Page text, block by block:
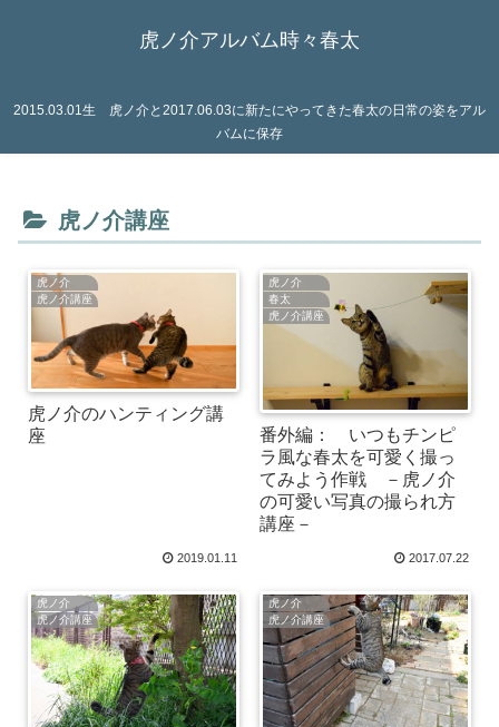
虎ノ介アルバム時々春太
2015.03.01生 虎ノ介と2017.06.03に新たにやってきた春太の日常の姿をアル
バムに保存
虎ノ介講座
虎ノ介
虎ノ介講座
虎ノ介のハンティング講
座
2019.01.11
虎ノ介
春太
虎ノ介講座
番外編： いつもチンピ
ラ風な春太を可愛く撮っ
てみよう作戦 －虎ノ介
の可愛い写真の撮られ方
講座－
2017.07.22
虎ノ介
虎ノ介講座
虎ノ介
虎ノ介講座